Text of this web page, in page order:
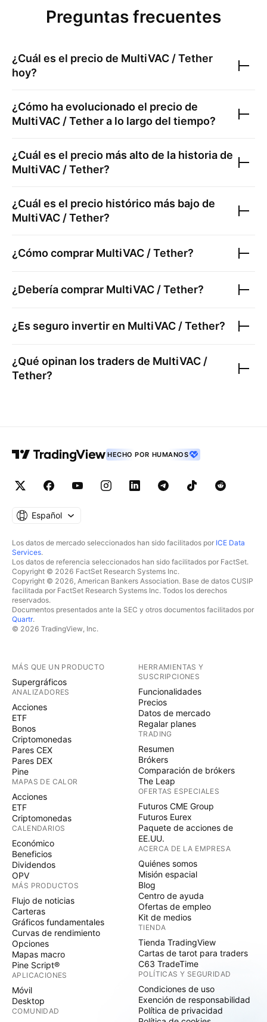
Preguntas frecuentes
¿Cuál es el precio de MultiVAC / Tether
hoy?
¿Cómo ha evolucionado el precio de
MultiVAC / Tethera lo largo del tiempo?
¿Cuál es el precio más alto de la historia de
MultiVAC / Tether?
¿Cuál es el precio histórico más bajo de
MultiVAC / Tether?
¿Cómo comprar MultiVAC / Tether?
¿Debería comprar MultiVAC / Tether?
¿Es seguro invertir en MultiVAC / Tether?
¿Qué opinan los traders de MultiVAC /
Tether?
HECHO POR HUMANOS
Español
Los datos de mercado seleccionados han sido facilitados por ICE Data
Services.
Los datos de referencia seleccionados han sido facilitados por FactSet.
Copyright © 2026 FactSet Research Systems Inc.
Copyright © 2026, American Bankers Association. Base de datos CUSIP
facilitada por FactSet Research Systems Inc. Todos los derechos
reservados.
Documentos presentados ante la SEC y otros documentos facilitados por
Quartr.
© 2026 TradingView, Inc.
MÁS QUE UN PRODUCTO
Supergráficos
ANALIZADORES
Acciones
ETF
Bonos
Criptomonedas
Pares CEX
Pares DEX
Pine
MAPAS DE CALOR
Acciones
ETF
Criptomonedas
CALENDARIOS
Económico
Beneficios
Dividendos
OPV
MÁS PRODUCTOS
Flujo de noticias
Carteras
Gráficos fundamentales
Curvas de rendimiento
Opciones
Mapas macro
Pine Script®
APLICACIONES
Móvil
Desktop
COMUNIDAD
HERRAMIENTAS Y
SUSCRIPCIONES
Funcionalidades
Precios
Datos de mercado
Regalar planes
TRADING
Resumen
Brókers
Comparación de brókers
The Leap
OFERTAS ESPECIALES
Futuros CME Group
Futuros Eurex
Paquete de acciones de
EE.UU.
ACERCA DE LA EMPRESA
Quiénes somos
Misión espacial
Blog
Centro de ayuda
Ofertas de empleo
Kit de medios
TIENDA
Tienda TradingView
Cartas de tarot para traders
C63 TradeTime
POLÍTICAS Y SEGURIDAD
Condiciones de uso
Exención de responsabilidad
Política de privacidad